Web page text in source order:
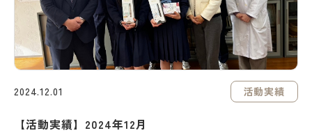
2024.12.01 活動実績
【活動実績】2024年12月